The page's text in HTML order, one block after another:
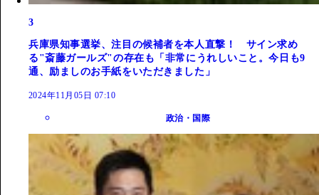
3
兵庫県知事選挙、注目の候補者を本人直撃！ サイン求め
る"斎藤ガールズ"の存在も「非常にうれしいこと。今日も9
通、励ましのお手紙をいただきました」
2024年11月05日 07:10
政治・国際